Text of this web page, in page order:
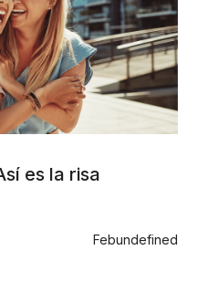
es la risa
Febundefined